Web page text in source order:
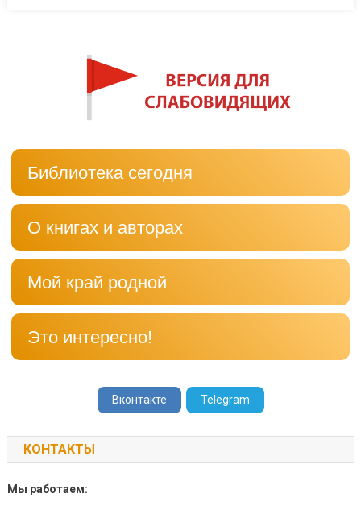
Библиотека сегодня
О книгах и авторах
Мой край родной
Это интересно!
Вконтакте Telegram
КОНТАКТЫ
Мы работаем: